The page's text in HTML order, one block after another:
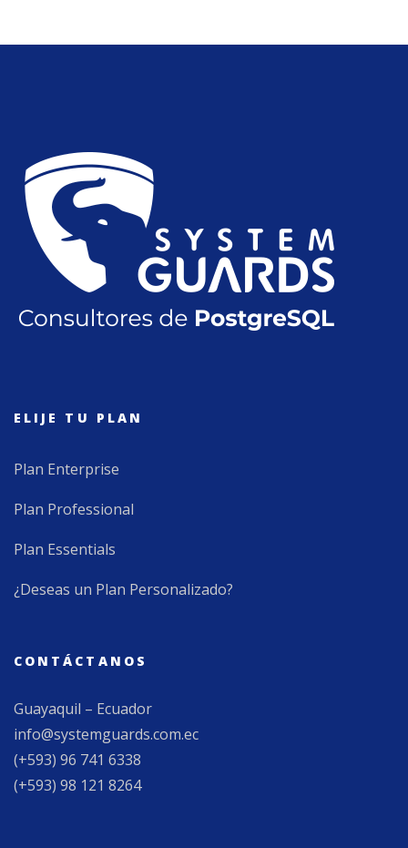
ELIJE TU PLAN
Plan Enterprise
Plan Professional
Plan Essentials
¿Deseas un Plan Personalizado?
CONTÁCTANOS
Guayaquil – Ecuador
info@systemguards.com.ec
(+593) 96 741 6338
(+593) 98 121 8264